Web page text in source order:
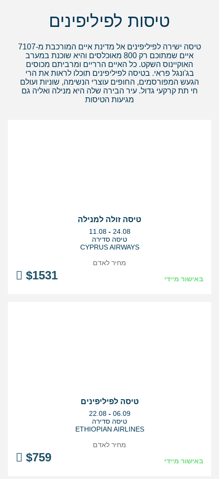
טיסות לפיליפינים
טיסה ישירה לפיליפינים אל מדינת איים המורכבת מ-7107
איים שמתוכם רק 800 מאוכלסים והיא שוכנת במערב
האוקיינוס השקט. כל האיים הרריים ומרביתם מכוסים
בג'ונגל פראי. בטיסה לפיליפינים תוכלו לראות את הרי
הגעש המפורסמים, החופים עוצרי הנשימה, שוניות ועולם
חי תת קרקעי גדול. עיר הבירה שלה היא מנילה ואליה גם
מגיעות הטיסות
טיסה זולה למנילה
בין
התאריכים,
11.08 - 24.08
טיסה סדירה
CYPRUS AIRWAYS
באישור מיידי $1531
מחיר לאדם
טיסה לפיליפינים
בין
התאריכים,
22.08 - 06.09
טיסה סדירה
ETHIOPIAN AIRLINES
באישור מיידי $759
מחיר לאדם